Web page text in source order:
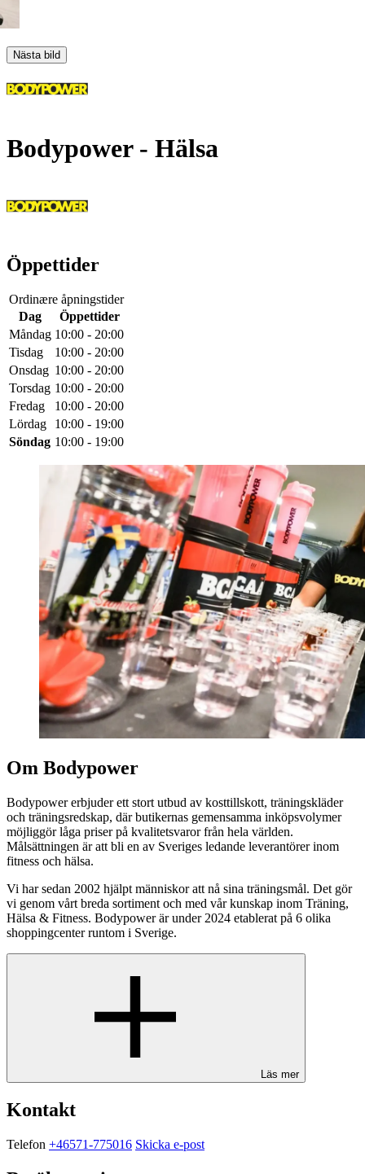
Nästa bild
Bodypower - Hälsa
Öppettider
Ordinære åpningstider
Dag
Öppettider
Måndag 10:00 - 20:00
Tisdag
10:00 - 20:00
Onsdag 10:00 - 20:00
Torsdag 10:00 - 20:00
Fredag
10:00 - 20:00
Lördag
10:00 - 19:00
Söndag 10:00 - 19:00
Om Bodypower
Bodypower erbjuder ett stort utbud av kosttillskott, träningskläder
och träningsredskap, där butikernas gemensamma inköpsvolymer
möjliggör låga priser på kvalitetsvaror från hela världen.
Målsättningen är att bli en av Sveriges ledande leverantörer inom
fitness och hälsa.
Vi har sedan 2002 hjälpt människor att nå sina träningsmål. Det gör
vi genom vårt breda sortiment och med vår kunskap inom Träning,
Hälsa & Fitness. Bodypower är under 2024 etablerat på 6 olika
shoppingcenter runtom i Sverige.
Läs mer
Kontakt
Telefon +46571-775016 Skicka e-post